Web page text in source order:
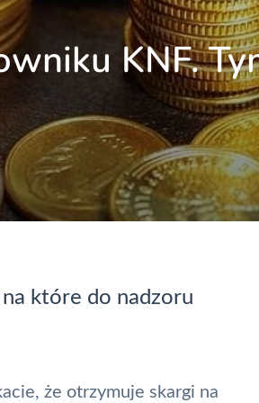
KNF.
na które do nadzoru
że otrzymuje skargi na